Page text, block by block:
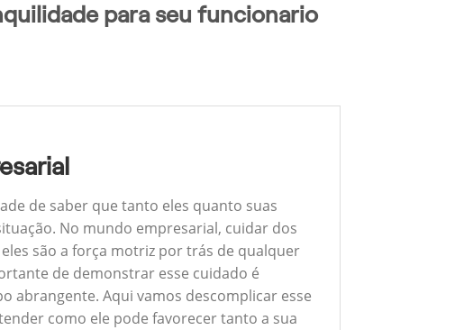
para seu funcionario
de saber que tanto eles quanto suas
No mundo empresarial, cuidar dos
são a força motriz por trás de qualquer
de demonstrar esse cuidado é
abrangente. Aqui vamos descomplicar esse
como ele pode favorecer tanto a sua